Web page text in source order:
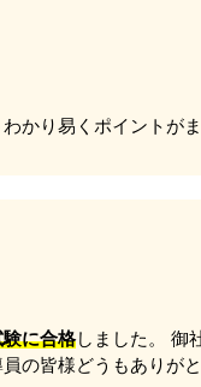
かり易くポイントが
に合格しました。 御
の皆様どうもありがと